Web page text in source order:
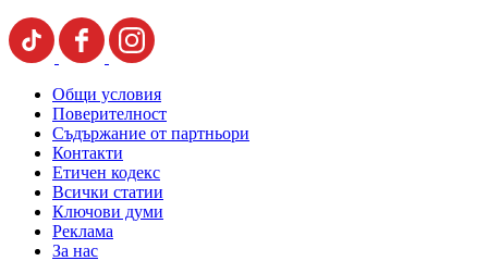
Общи условия
Поверителност
Съдържание от партньори
Контакти
Етичен кодекс
Всички статии
Ключови думи
Реклама
За нас